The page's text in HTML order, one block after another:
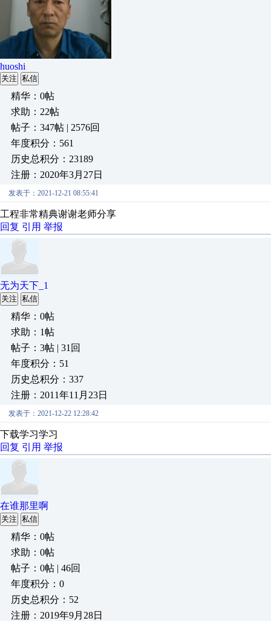
huoshi
关注 私信
精华：0帖
求助：22帖
帖子：347帖 | 2576回
年度积分：561
历史总积分：23189
注册：2020年3月27日
发表于：2021-12-21 08:55:41
工程非常精典谢谢老师分享
回复 引用 举报
无为天下_1
关注 私信
精华：0帖
求助：1帖
帖子：3帖 | 31回
年度积分：51
历史总积分：337
注册：2011年11月23日
发表于：2021-12-22 12:28:42
下载学习学习
回复 引用 举报
在谁那里啊
关注 私信
精华：0帖
求助：0帖
帖子：0帖 | 46回
年度积分：0
历史总积分：52
注册：2019年9月28日